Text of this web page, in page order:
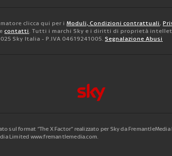
clicca qui per i Moduli, Condizioni contrattuali,
e contatti. Tutti i marchi Sky e i diritti di proprietà
Sky Italia - P.IVA 04619241005. Segnalazione Abusi
sul format “The X Factor” realizzato per Sky da FremantleMedia
Limited www.fremantlemedia.com.